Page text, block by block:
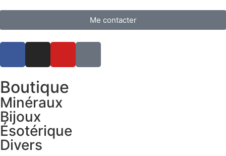
Me contacter
Boutique
Minéraux
Bijoux
Ésotérique
Divers